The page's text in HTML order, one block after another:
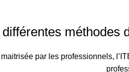
méthodes
par les professionnels,